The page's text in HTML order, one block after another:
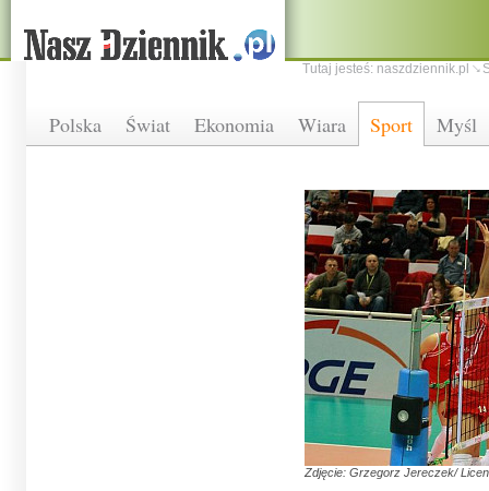
Polska Świat Ekonomia Wiara Sport Myśl
Tutaj jesteś: naszdziennik.pl
Zdjęcie: Grzegorz Jereczek/